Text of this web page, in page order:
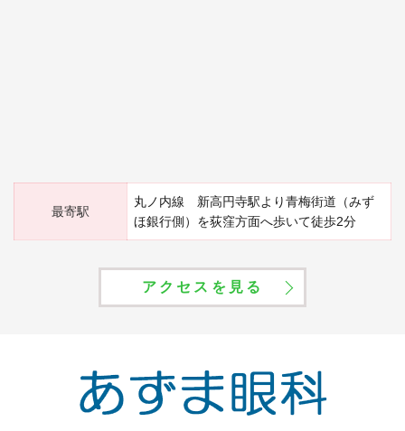
最寄駅
丸ノ内線 新高円寺駅より青梅街道（みず
ほ銀行側）を荻窪方面へ歩いて徒歩2分
アクセスを見る